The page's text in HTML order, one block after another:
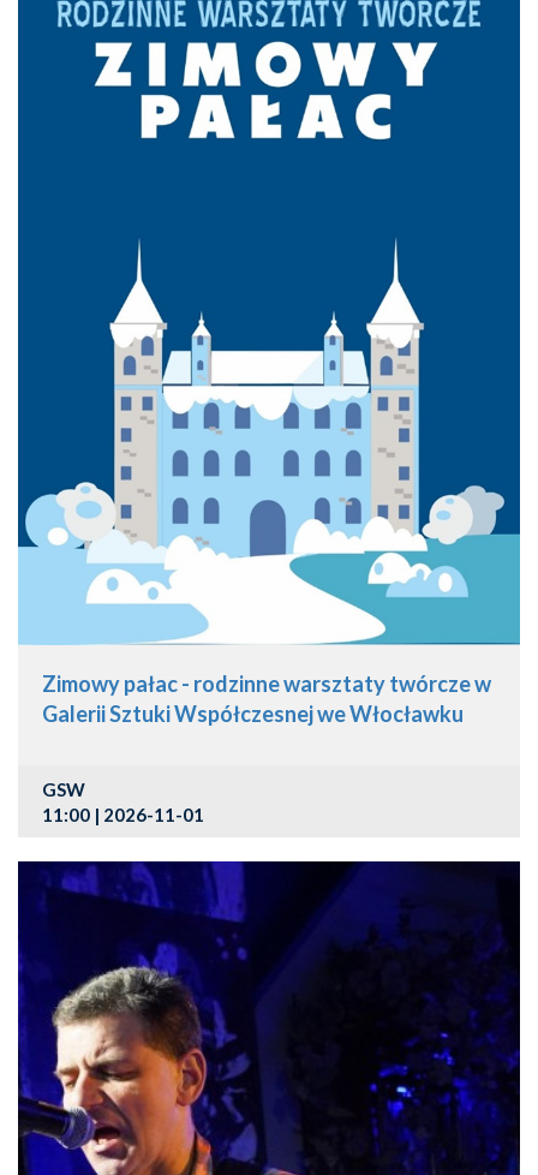
Zimowy pałac - rodzinne warsztaty twórcze w
Galerii Sztuki Współczesnej we Włocławku
GSW
11:00 | 2026-11-01